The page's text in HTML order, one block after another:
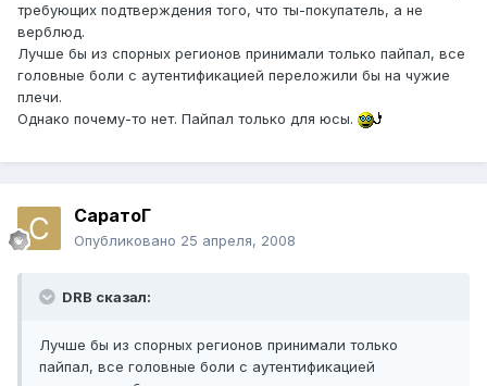
требующих подтверждения того, что ты-покупатель, а не
верблюд.
Лучше бы из спорных регионов принимали только пайпал, все
головные боли с аутентификацией переложили бы на чужие
плечи.
Однако почему-то нет. Пайпал только для юсы.
СаратоГ
Опубликовано 25 апреля, 2008
DRB сказал:
Лучше бы из спорных регионов принимали только
пайпал, все головные боли с аутентификацией